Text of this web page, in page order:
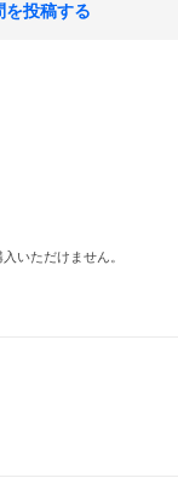
を投稿する
いただけません。